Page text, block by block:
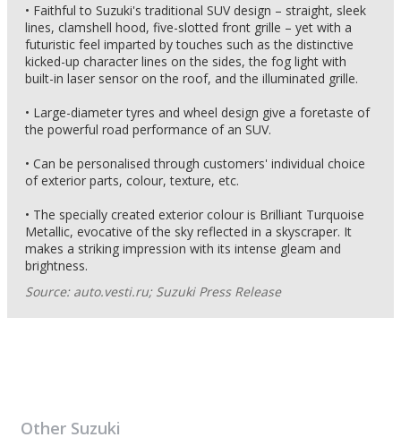
• Faithful to Suzuki's traditional SUV design – straight, sleek
lines, clamshell hood, five-slotted front grille – yet with a
futuristic feel imparted by touches such as the distinctive
kicked-up character lines on the sides, the fog light with
built-in laser sensor on the roof, and the illuminated grille.
• Large-diameter tyres and wheel design give a foretaste of
the powerful road performance of an SUV.
• Can be personalised through customers' individual choice
of exterior parts, colour, texture, etc.
• The specially created exterior colour is Brilliant Turquoise
Metallic, evocative of the sky reflected in a skyscraper. It
makes a striking impression with its intense gleam and
brightness.
Source: auto.vesti.ru; Suzuki Press Release
Other Suzuki